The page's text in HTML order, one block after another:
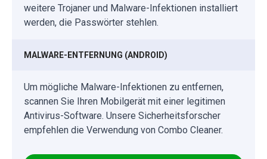
weitere Trojaner und Malware-Infektionen installiert
werden, die Passwörter stehlen.
MALWARE-ENTFERNUNG (ANDROID)
Um mögliche Malware-Infektionen zu entfernen,
scannen Sie Ihren Mobilgerät mit einer legitimen
Antivirus-Software. Unsere Sicherheitsforscher
empfehlen die Verwendung von Combo Cleaner.